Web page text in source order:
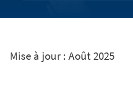
Mise à jour : Août 2025